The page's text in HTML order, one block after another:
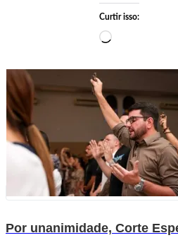
Curtir isso:
Carregando…
Por unanimidade, Corte